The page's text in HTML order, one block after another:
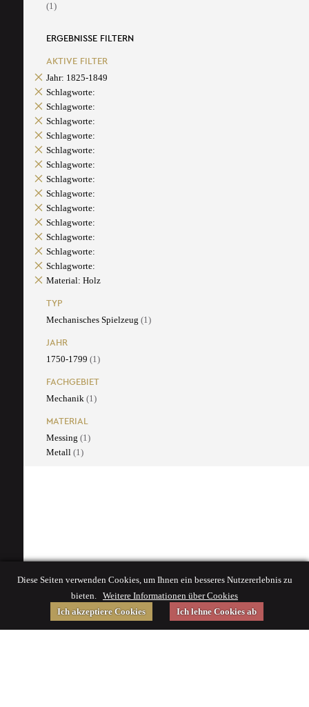
(1)
ERGEBNISSE FILTERN
AKTIVE FILTER
Jahr: 1825-1849
Schlagworte:
Schlagworte:
Schlagworte:
Schlagworte:
Schlagworte:
Schlagworte:
Schlagworte:
Schlagworte:
Schlagworte:
Schlagworte:
Schlagworte:
Schlagworte:
Schlagworte:
Material: Holz
TYP
Mechanisches Spielzeug (1)
JAHR
1750-1799 (1)
FACHGEBIET
Mechanik (1)
MATERIAL
Messing (1)
Metall (1)
Diese Seiten verwenden Cookies, um Ihnen ein besseres Nutzererlebnis zu
bieten. Weitere Informationen über Cookies
Ich akzeptiere Cookies
Ich lehne Cookies ab